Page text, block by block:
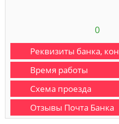
0
Реквизиты банка,
Время работы
Схема проезда
Отзывы Почта Банка